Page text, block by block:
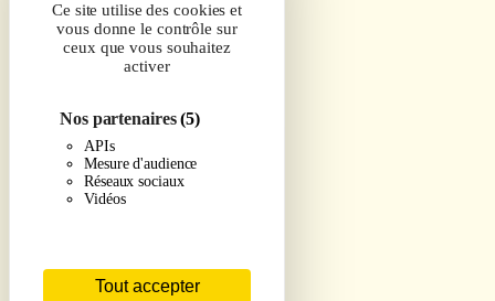
Ce site utilise des cookies et
vous donne le contrôle sur
ceux que vous souhaitez
activer
Nos partenaires(5)
APIs
Mesure d'audience
Réseaux sociaux
Vidéos
Tout accepter